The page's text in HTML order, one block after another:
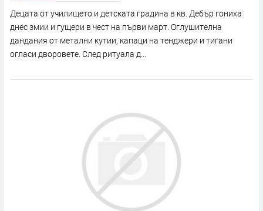
Децата от училището и детската градина в кв. Дебър гониха
днес змии и гущери в чест на първи март. Оглушителна
дандания от метални кутии, капаци на тенджери и тигани
огласи дворовете. След ритуала д...